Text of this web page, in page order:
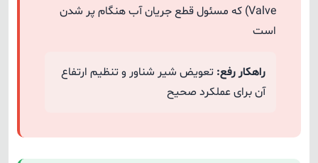
Valve) که مسئول قطع جریان آب هنگام پر شدن
است
راهکار رفع: تعویض شیر شناور و تنظیم ارتفاع
آن برای عملکرد صحیح